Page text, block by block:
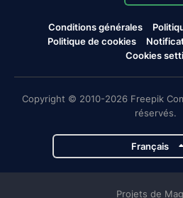
Conditions générales
Politique de cookies
Cookies
Copyright © 2010-2026 Freepik
réservés.
Français
Projets de